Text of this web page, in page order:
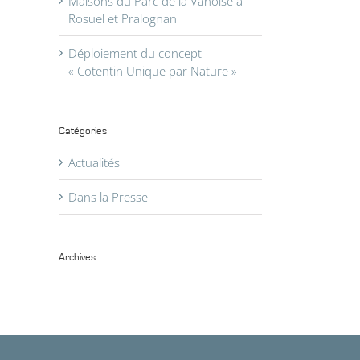
Rosuel et Pralognan
Déploiement du concept
« Cotentin Unique par Nature »
Catégories
Actualités
Dans la Presse
Archives